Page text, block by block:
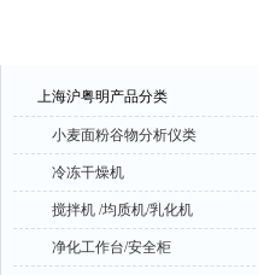
上海沪粤明产品分类
小麦面粉谷物分析仪类
冷冻干燥机
搅拌机 /均质机/乳化机
净化工作台/安全柜